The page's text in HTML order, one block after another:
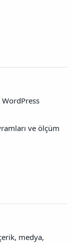
WordPress
ve ölçüm
medya,